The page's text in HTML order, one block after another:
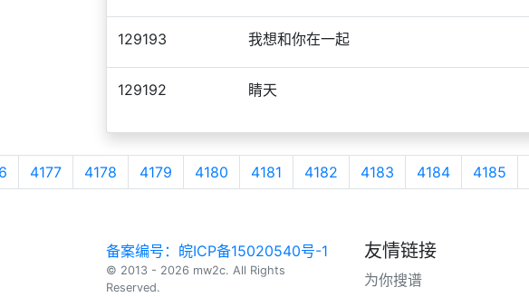
129193 我想和你在一起
129192 睛天
4177 4178 4179 4180 4181 4182 4183 4184 4185
备案编号：皖ICP备15020540号-1
© 2013 - 2026 mw2c. All Rights
Reserved.
友情链接
为你搜谱